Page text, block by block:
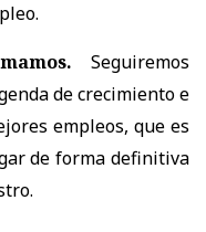
Seguiremos
de crecimiento e
empleos, que es
de forma definitiva